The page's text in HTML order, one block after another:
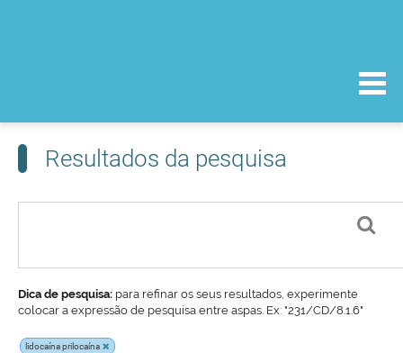
Resultados da pesquisa
Dica de pesquisa: para refinar os seus resultados, experimente
colocar a expressão de pesquisa entre aspas. Ex: "231/CD/8.1.6"
lidocaína prilocaína